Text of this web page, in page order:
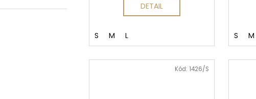
DETAIL
S M L S M
Kód:1426/S